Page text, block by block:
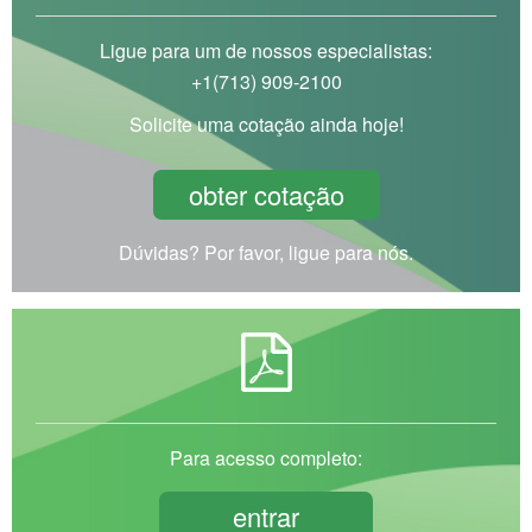
Ligue para um de nossos especialistas:
+1(713) 909-2100
Solicite uma cotação ainda hoje!
obter cotação
Dúvidas? Por favor, ligue para nós.
Para acesso completo:
entrar